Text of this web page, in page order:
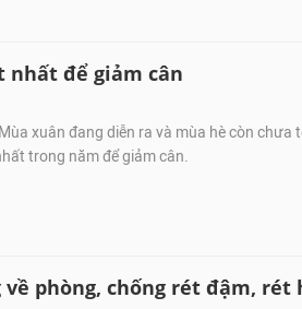
để giảm cân
xuân đang diễn ra và mùa hè còn chưa
trong năm để giảm cân.
phòng, chống rét đậm, rét